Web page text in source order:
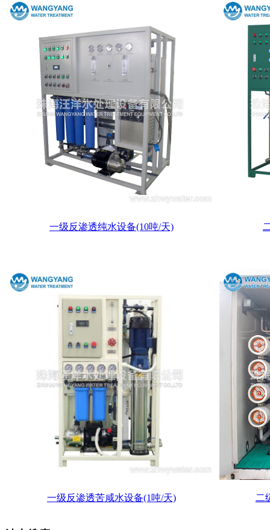
一级反渗透纯水设备(10吨/天)
一级反渗透苦咸水设备(1吨/天) 二